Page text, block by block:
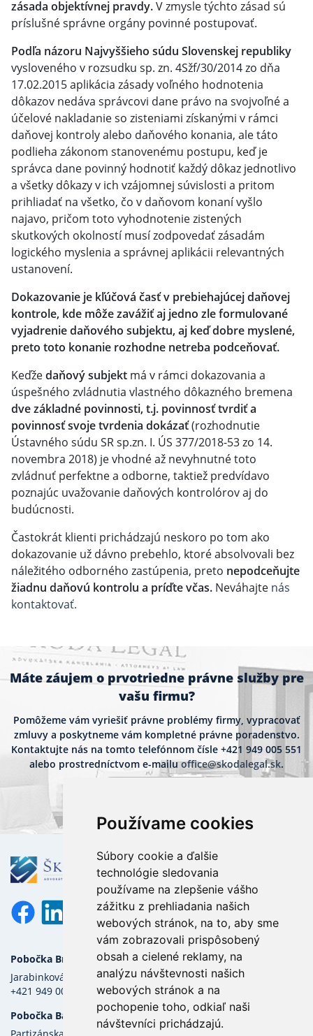
Používame cookies
Súbory cookie a ďalšie
technológie sledovania
používame na zlepšenie vášho
zážitku z prehliadania našich
webových stránok, na to, aby sme
vám zobrazovali prispôsobený
obsah a cielené reklamy, na
analýzu návštevnosti našich
webových stránok a na
pochopenie toho, odkiaľ naši
návštevníci prichádzajú.
zásada objektívnej pravdy.V zmysle týchto zásad sú
príslušné správne orgány povinné postupovať.
Podľa názoru Najvyššieho súdu Slovenskej republiky
vysloveného v rozsudku sp. zn. 4Sžf/30/2014 zo dňa
17.02.2015 aplikácia zásady voľného hodnotenia
dôkazov nedáva správcovi dane právo na svojvoľné a
účelové nakladanie so zisteniami získanými v rámci
daňovej kontroly alebo daňového konania, ale táto
podlieha zákonom stanovenému postupu, keď je
správca dane povinný hodnotiť každý dôkaz jednotlivo
a všetky dôkazy v ich vzájomnej súvislosti a pritom
prihliadať na všetko, čo v daňovom konaní vyšlo
najavo, pričom toto vyhodnotenie zistených
skutkových okolností musí zodpovedať zásadám
logického myslenia a správnej aplikácii relevantných
ustanovení.
Dokazovanie je kľúčová časť v prebiehajúcej daňovej
kontrole, kde môže zavážiť aj jedno zle formulované
vyjadrenie daňového subjektu, aj keď dobre myslené,
preto toto konanie rozhodne netreba podceňovať.
Keďžedaňový subjekt má v rámci dokazovania a
úspešného zvládnutia vlastného dôkazného bremena
dve základné povinnosti, t.j. povinnosť tvrdiť a
povinnosť svoje tvrdenia dokázať(rozhodnutie
Ústavného súdu SR sp.zn. I. ÚS 377/2018-53 zo 14.
novembra 2018) je vhodné až nevyhnutné toto
zvládnuť perfektne a odborne, taktiež predvídavo
poznajúc uvažovanie daňových kontrolórov aj do
budúcnosti.
Častokrát klienti prichádzajú neskoro po tom ako
dokazovanie už dávno prebehlo, ktoré absolvovali bez
náležitého odborného zastúpenia, preto nepodceňujte
žiadnu daňovú kontrolu a príďte včas. Neváhajte nás
kontaktovať.
Máte záujem o prvotriedne právne služby pre
vašu firmu?
Pomôžeme vám vyriešiť právne problémy firmy, vypracovať
zmluvy a poskytneme vám kompletné právne poradenstvo.
Kontaktujte nás na tomto telefónnom čísle +421 949 005 551
alebo prostredníctvom e-mailuoffice@skodalegal.sk.
Pobočka Bratislava
Jarabinková 2C, 821 09 Bratislava
+421 949 005 551
Pobočka Banská Bystrica
O nás
Prečo my?
Služby